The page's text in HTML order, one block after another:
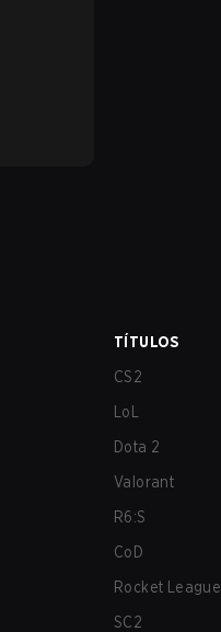
TÍTULOS
CS2
LoL
Dota 2
Valorant
R6:S
CoD
Rocket League
SC2